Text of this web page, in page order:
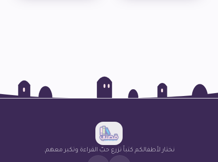
نختار لأطفالكم كتباً تزرع حبّ القراءة وتكبر معهم.